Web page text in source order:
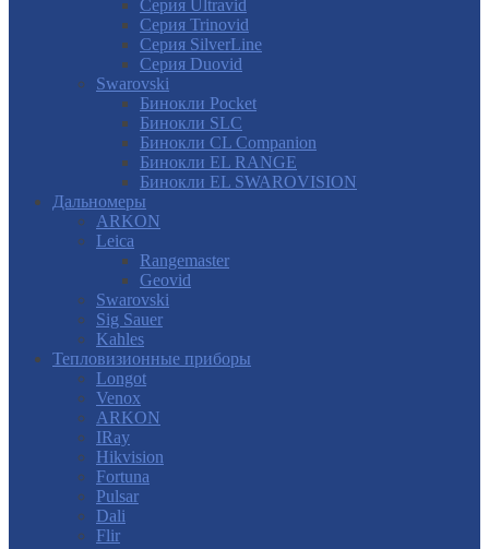
Серия Ultravid
Серия Trinovid
Серия SilverLine
Серия Duovid
Swarovski
Бинокли Pocket
Бинокли SLC
Бинокли CL Companion
Бинокли EL RANGE
Бинокли EL SWAROVISION
Дальномеры
ARKON
Leica
Rangemaster
Geovid
Swarovski
Sig Sauer
Kahles
Тепловизионные приборы
Longot
Venox
ARKON
IRay
Hikvision
Fortuna
Pulsar
Dali
Flir